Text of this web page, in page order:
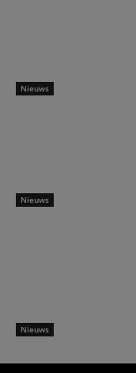
Nieuws
Nieuws
Nieuws